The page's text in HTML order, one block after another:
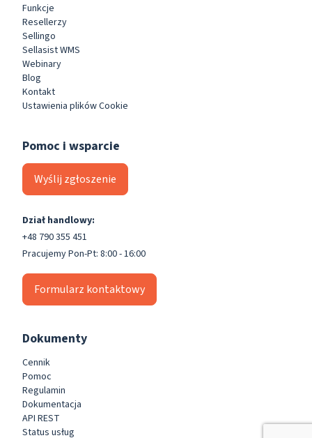
Funkcje
Resellerzy
Sellingo
Sellasist WMS
Webinary
Blog
Kontakt
Ustawienia plików Cookie
Pomoc i wsparcie
Wyślij zgłoszenie
Dział handlowy:
+48 790 355 451
Pracujemy Pon-Pt: 8:00 - 16:00
Formularz kontaktowy
Dokumenty
Cennik
Pomoc
Regulamin
Dokumentacja
API REST
Status usług